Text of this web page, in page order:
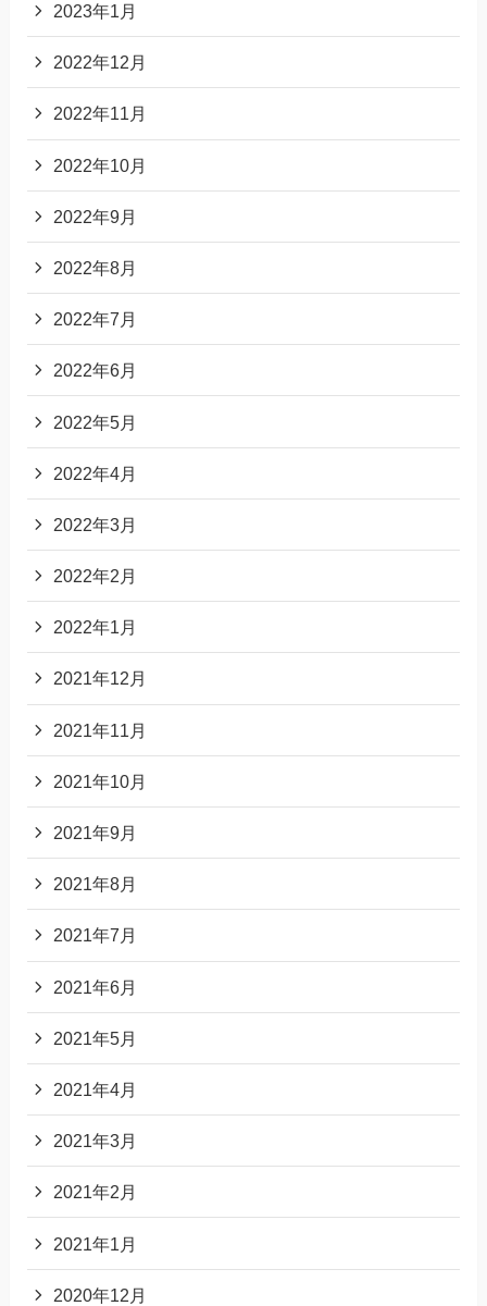
2023年1月
2022年12月
2022年11月
2022年10月
2022年9月
2022年8月
2022年7月
2022年6月
2022年5月
2022年4月
2022年3月
2022年2月
2022年1月
2021年12月
2021年11月
2021年10月
2021年9月
2021年8月
2021年7月
2021年6月
2021年5月
2021年4月
2021年3月
2021年2月
2021年1月
2020年12月